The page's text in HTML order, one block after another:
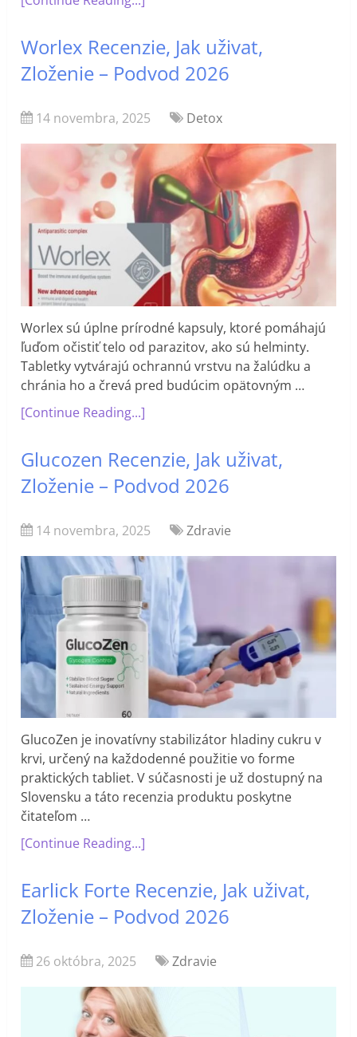
Worlex Recenzie, Jak uživat,
Zloženie – Podvod 2026
14 novembra, 2025 Detox
Worlex sú úplne prírodné kapsuly, ktoré pomáhajú
ľuďom očistiť telo od parazitov, ako sú helminty.
Tabletky vytvárajú ochrannú vrstvu na žalúdku a
chránia ho a črevá pred budúcim opätovným …
[Continue Reading...]
Glucozen Recenzie, Jak uživat,
Zloženie – Podvod 2026
14 novembra, 2025 Zdravie
GlucoZen je inovatívny stabilizátor hladiny cukru v
krvi, určený na každodenné použitie vo forme
praktických tabliet. V súčasnosti je už dostupný na
Slovensku a táto recenzia produktu poskytne
čitateľom …
[Continue Reading...]
Earlick Forte Recenzie, Jak uživat,
Zloženie – Podvod 2026
26 októbra, 2025 Zdravie